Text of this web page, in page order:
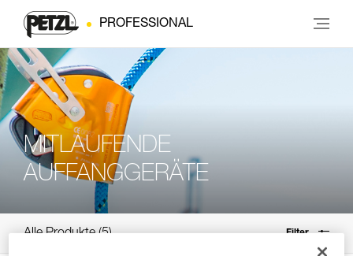
PROFESSIONAL
MITLAUFENDE
AUFFANGGERÄTE
Alle Produkte 5 Filter